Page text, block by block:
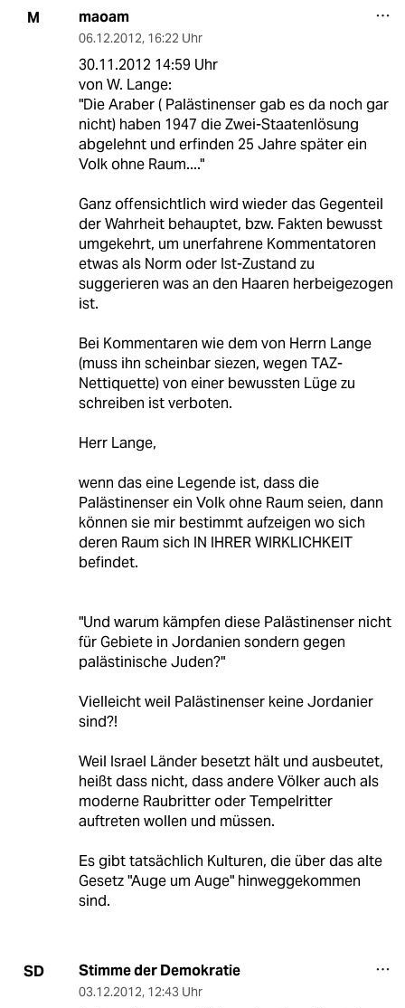
M maoam
06.12.2012, 16:22 Uhr
30.11.2012 14:59 Uhr
von W. Lange:
"Die Araber ( Palästinenser gab es da noch gar
nicht) haben 1947 die Zwei-Staatenlösung
abgelehnt und erfinden 25 Jahre später ein
Volk ohne Raum...."
Ganz offensichtlich wird wieder das Gegenteil
der Wahrheit behauptet, bzw. Fakten bewusst
umgekehrt, um unerfahrene Kommentatoren
etwas als Norm oder Ist-Zustand zu
suggerieren was an den Haaren herbeigezogen
ist.
Bei Kommentaren wie dem von Herrn Lange
(muss ihn scheinbar siezen, wegen TAZ-
Nettiquette) von einer bewussten Lüge zu
schreiben ist verboten.
Herr Lange,
wenn das eine Legende ist, dass die
Palästinenser ein Volk ohne Raum seien, dann
können sie mir bestimmt aufzeigen wo sich
deren Raum sich IN IHRER WIRKLICHKEIT
befindet.
"Und warum kämpfen diese Palästinenser nicht
für Gebiete in Jordanien sondern gegen
palästinische Juden?"
Vielleicht weil Palästinenser keine Jordanier
sind?!
Weil Israel Länder besetzt hält und ausbeutet,
heißt dass nicht, dass andere Völker auch als
moderne Raubritter oder Tempelritter
auftreten wollen und müssen.
Es gibt tatsächlich Kulturen, die über das alte
Gesetz "Auge um Auge" hinweggekommen
sind.
SD Stimme der Demokratie
03.12.2012, 12:43 Uhr